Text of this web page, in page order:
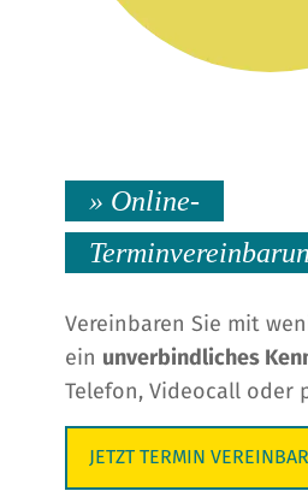
» Online-
Vereinbaren Sie mit
ein unverbindliches
Telefon, Videocall oder
JETZT TERMIN